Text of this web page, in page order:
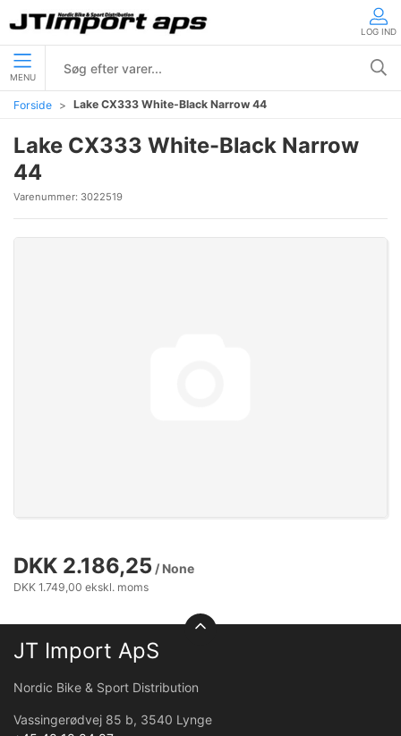
LOG IND
MENU
Forside Lake CX333 White-Black Narrow 44
Lake CX333 White-Black Narrow
44
Varenummer: 3022519
DKK 2.186,25 / None
DKK 1.749,00 ekskl. moms
JT Import ApS
Nordic Bike & Sport Distribution
Vassingerødvej 85 b, 3540 Lynge